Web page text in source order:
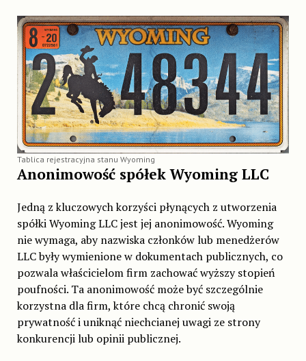
Tablica rejestracyjna stanu Wyoming
Anonimowość spółek Wyoming LLC
Jedną z kluczowych korzyści płynących z utworzenia
spółki Wyoming LLC jest jej anonimowość. Wyoming
nie wymaga, aby nazwiska członków lub menedżerów
LLC były wymienione w dokumentach publicznych, co
pozwala właścicielom firm zachować wyższy stopień
poufności. Ta anonimowość może być szczególnie
korzystna dla firm, które chcą chronić swoją
prywatność i uniknąć niechcianej uwagi ze strony
konkurencji lub opinii publicznej.